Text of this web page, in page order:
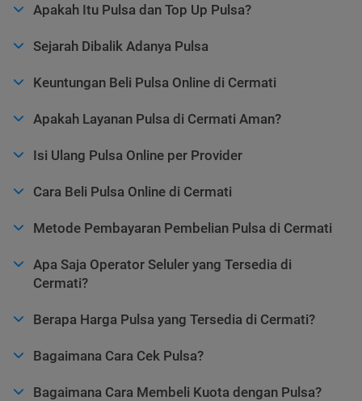
Apakah Itu Pulsa dan Top Up Pulsa?
Sejarah Dibalik Adanya Pulsa
Keuntungan Beli Pulsa Online di Cermati
Apakah Layanan Pulsa di Cermati Aman?
Isi Ulang Pulsa Online per Provider
Cara Beli Pulsa Online di Cermati
Metode Pembayaran Pembelian Pulsa di Cermati
Apa Saja Operator Seluler yang Tersedia di
Cermati?
Berapa Harga Pulsa yang Tersedia di Cermati?
Bagaimana Cara Cek Pulsa?
Bagaimana Cara Membeli Kuota dengan Pulsa?